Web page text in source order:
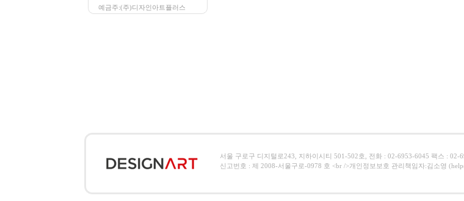
예금주:(주)디자인아트플러스
서울 구로구 디지털로243, 지하이시티 501-502호, 전화 : 02-6953-6045 팩스 :
신고번호 : 제 2008-서울구로-0978 호 <br />개인정보보호 관리책임자:김소영